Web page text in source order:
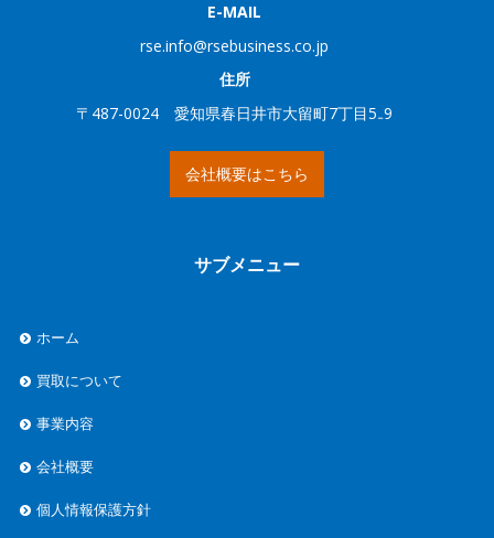
E-MAIL
rse.info@rsebusiness.co.jp
住所
〒487-0024 愛知県春日井市大留町7丁目5₋9
会社概要はこちら
サブメニュー
ホーム
買取について
事業内容
会社概要
個人情報保護方針